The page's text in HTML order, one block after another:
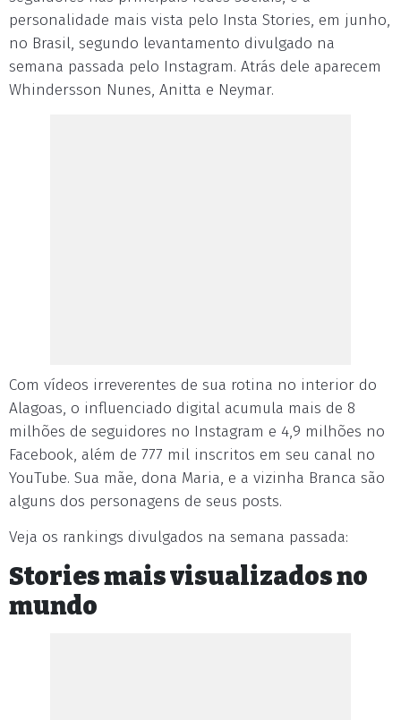
personalidade mais vista pelo Insta Stories, em junho,
no Brasil, segundo levantamento divulgado na
semana passada pelo Instagram. Atrás dele aparecem
Whindersson Nunes, Anitta e Neymar.
Com vídeos irreverentes de sua rotina no interior do
Alagoas, o influenciado digital acumula mais de 8
milhões de seguidores no Instagram e 4,9 milhões no
Facebook, além de 777 mil inscritos em seu canal no
YouTube. Sua mãe, dona Maria, e a vizinha Branca são
alguns dos personagens de seus posts.
Veja os rankings divulgados na semana passada:
Stories mais visualizados no
mundo